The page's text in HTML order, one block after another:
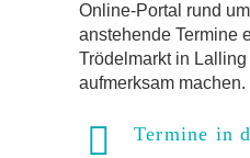
Online-Portal rund
anstehende Termine
Trödelmarkt in
aufmerksam machen.
Termine in